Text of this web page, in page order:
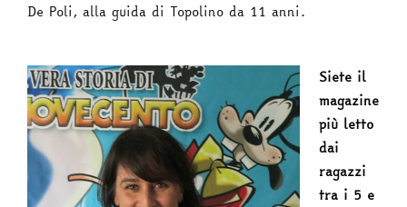
De Poli, alla guida di Topolino da 11 anni.
Siete il
magazine
più letto
dai
ragazzi
tra i 5 e